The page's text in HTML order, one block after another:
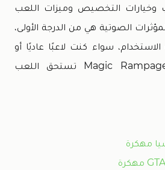
التخصيص وميزات اللعب
الصوتية هي من الدرجة الأولى،
سواء كنت لاعبًا عاديًا أو
لاعبًا متمرسًا، فإن Magic Rampage تستحق اللعب
مهكرة